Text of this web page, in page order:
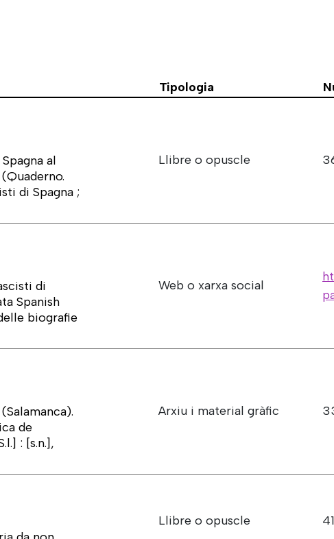
Tipologia
al
di Spagna ;
Llibre o opuscle
di
Spanish
biografie
Web o xarxa social
de
: [s.n.],
Arxiu i material gràfic
Llibre o opuscle